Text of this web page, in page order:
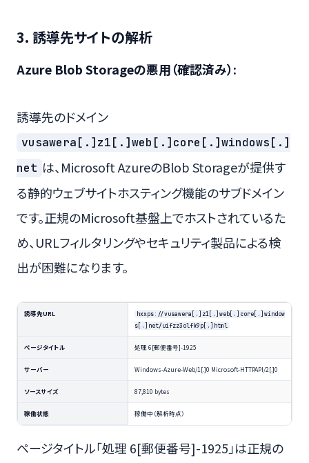
3. 誘導先サイトの解析
Azure Blob Storageの悪用（確認済み）:
誘導先のドメイン
vusawera[.]z1[.]web[.]core[.]windows[.]
net は、Microsoft AzureのBlob Storageが提供す
る静的ウェブサイトホスティング機能のサブドメイン
です。正規のMicrosoft基盤上でホストされているた
め、URLフィルタリングやセキュリティ製品による検
出が困難になります。
誘導先URL
hxxps://vusawera[.]z1[.]web[.]core[.]window
s[.]net/uifzz3olfk9p[.]html
ページタイトル 処理‌ 6[郵便番号]-1925
サーバー Windows-Azure-Web/1[.]0 Microsoft-HTTPAPI/2[.]0
ソースサイズ 87,810 bytes
稼働状態 稼働中（解析時点）
ページタイトル「処理‌ 6[郵便番号]-1925」は正規の